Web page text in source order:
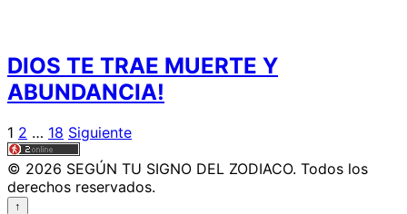
DIOS TE TRAE MUERTE Y
ABUNDANCIA!
Paginación
de
entradas
1 2 … 18 Siguiente
© 2026 SEGÚN TU SIGNO DEL ZODIACO. Todos los
derechos reservados.
↑